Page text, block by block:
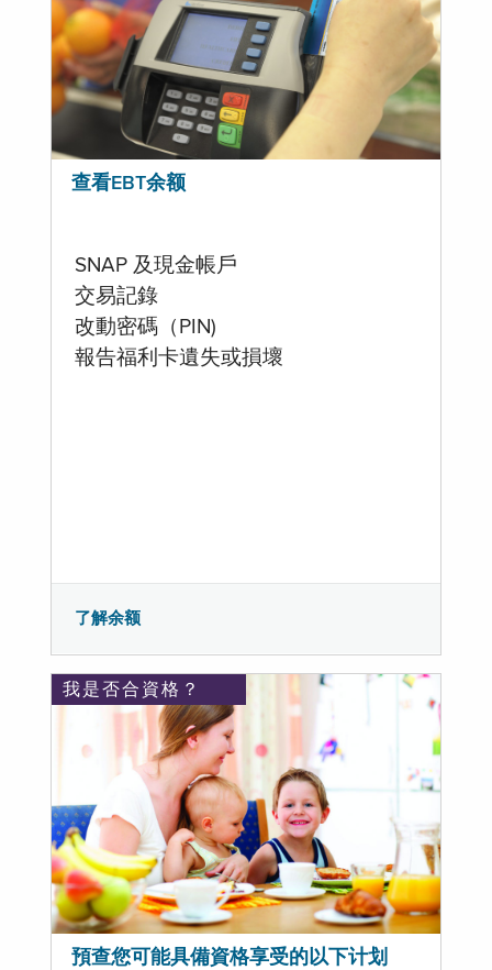
查看EBT余额
SNAP 及現金帳戶
交易記錄
改動密碼（PIN)
報告福利卡遺失或損壞
了解余额
我是否合資格？
預查您可能具備資格享受的以下计划